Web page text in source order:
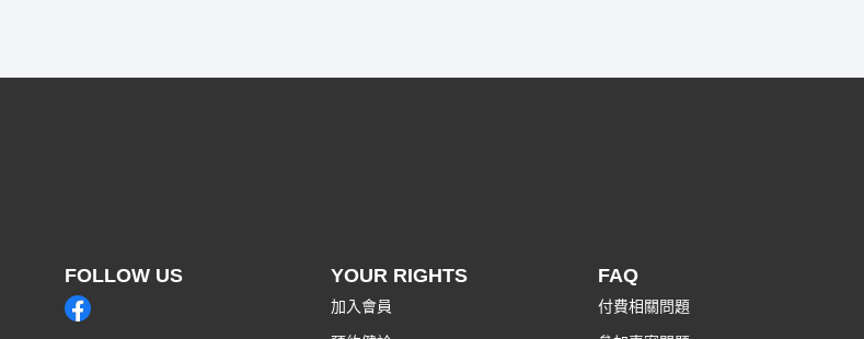
FOLLOW US YOUR RIGHTS
加入會員
FAQ
付費相關問題